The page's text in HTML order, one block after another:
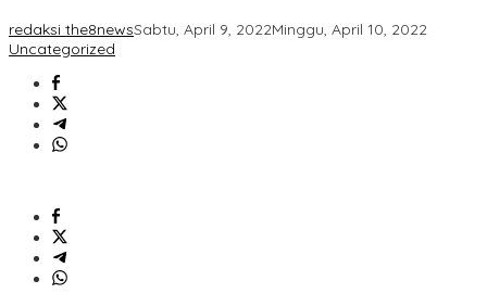
redaksi the8newsSabtu, April 9, 2022Minggu, April 10, 2022
Uncategorized